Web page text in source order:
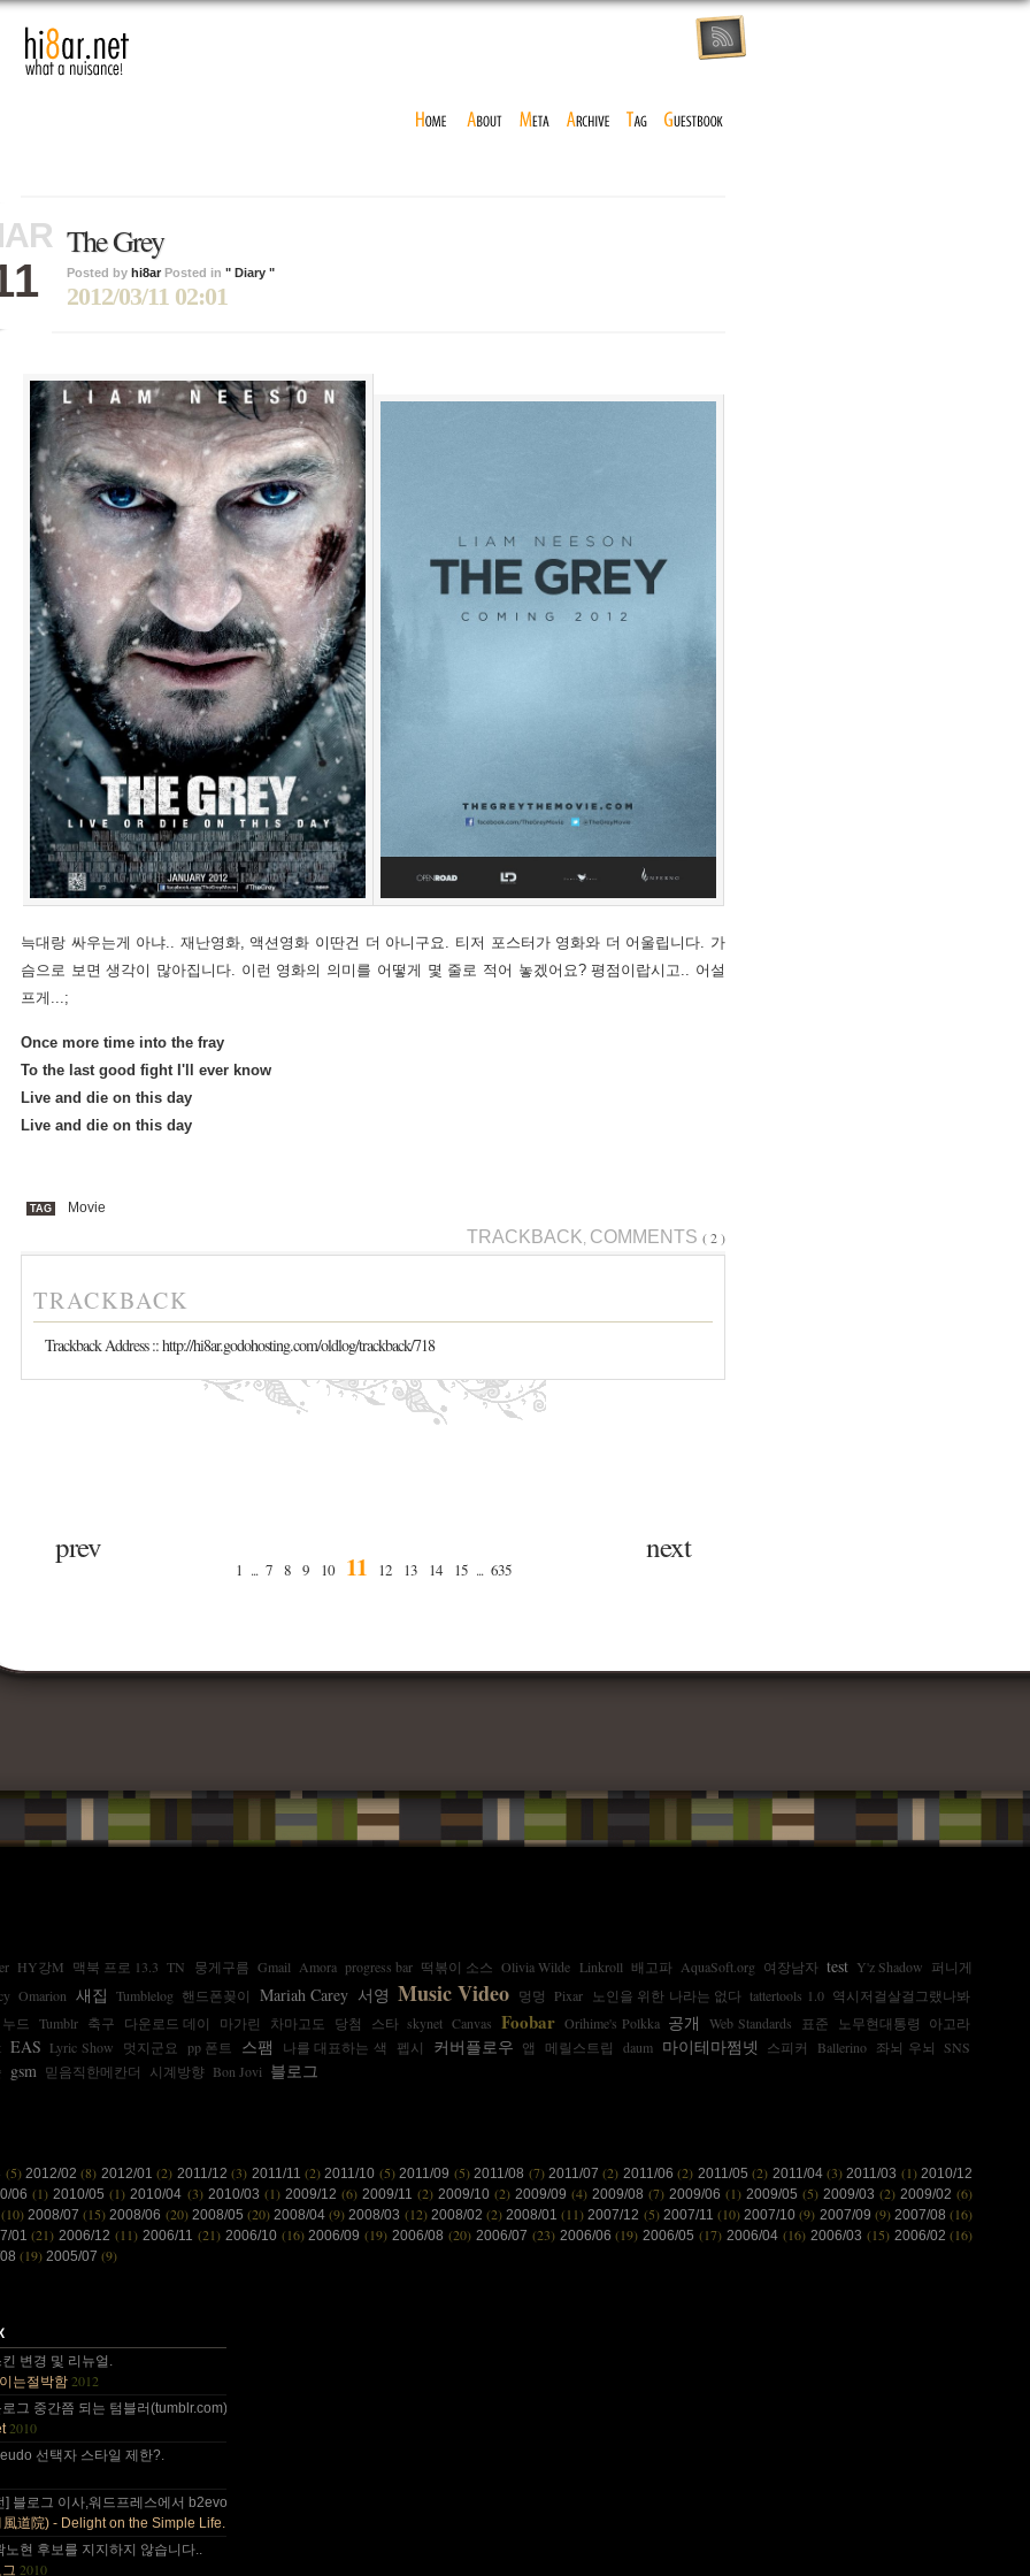
The Grey
Posted by hi8ar Posted in " Diary "
2012/03/11 02:01
늑대랑 싸우는게 아냐.. 재난영화, 액션영화 이딴건 더 아니구요. 티저 포스터가 영화와 더 어울립니다. 가
슴으로 보면 생각이 많아집니다. 이런 영화의 의미를 어떻게 몇 줄로 적어 놓겠어요? 평점이랍시고.. 어설
프게...;
Once more time into the fray
To the last good fight I'll ever know
Live and die on this day
Live and die on this day
TAG Movie
TRACKBACK, COMMENTS ( 2 )
TRACKBACK
Trackback Address ::http://hi8ar.godohosting.com/oldlog/trackback/718
prev next
1 ... 7 8 9 10 11 12 13 14 15 ... 635
HY강M 맥북 프로 13.3 TN 뭉게구름 Gmail Amora progress bar 떡볶이 소스 Olivia Wilde Linkroll 배고파 AquaSoft.org 여장남자 test Y'z Shadow 퍼니게
Omarion 새집 Tumblelog 핸드폰꽂이 Mariah Carey 서영 Music Video 멍멍 Pixar 노인을 위한 나라는 없다 tattertools 1.0 역시저걸살걸그랬나봐
누드
Tumblr 축구 다운로드 데이 마가린 차마고도 당첨 스타 skynet Canvas Foobar Orihime's Polkka 공개 Web Standards 표준 노무현대통령
아고라
EAS Lyric Show 멋지군요 pp 폰트 스팸 나를 대표하는 색 펩시 커버플로우 앱 메릴스트립 daum 마이테마쩜넷 스피커 Ballerino 좌뇌 우뇌 SNS
gsm 믿음직한메칸더 시계방향 Bon Jovi 블로그
(5) 2012/02(8) 2012/01(2) 2011/12(3) 2011/11(2) 2011/10 (5) 2011/09 (5) 2011/08 (7) 2011/07(2) 2011/06(2) 2011/05(2) 2011/04 (3) 2011/03 (1) 2010/12
06(1) 2010/05(1) 2010/04 (3) 2010/03 (1) 2009/12 (6) 2009/11 (2) 2009/10 (2) 2009/09 (4) 2009/08 (7) 2009/06 (1) 2009/05 (5) 2009/03(2) 2009/02(6)
(10) 2008/07(15) 2008/06 (20) 2008/05 (20) 2008/04(9) 2008/03 (12) 2008/02 (2) 2008/01(11) 2007/12 (5) 2007/11 (10) 2007/10(9) 2007/09 (9) 2007/08(16)
01(21) 2006/12(11) 2006/11 (21) 2006/10 (16) 2006/09(19) 2006/08(20) 2006/07 (23) 2006/06(19) 2006/05(17) 2006/04 (16) 2006/03 (15) 2006/02(16)
(19) 2005/07 (9)
감사합니다~~.
올림픽도 4년에 한번은 열리는....
음부턴 이런데 돈 들어갈일....
나이가 드는건가;; 예전엔 ....
변경 및 리뉴얼.
는절박함 2012
그 중간쯤 되는 텀블러(tumblr.com)와 쿠(kooo.net).
2010
선택자 스타일 제한?.
] 블로그 이사,워드프레스에서 b2evo로 블로그 엔진 변경..
風道院) - Delight on the Simple Life.
노현 후보를 지지하지 않습니다..
2010